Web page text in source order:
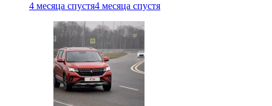
4 месяца спустя4 месяца спустя